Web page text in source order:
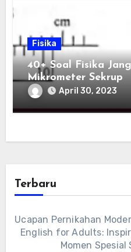
Fisika
40+ Soal Fisika
Mikrometer Sekrup
April 30, 2023
Terbaru
Ucapan Pernikahan
English for Adults:
Momen